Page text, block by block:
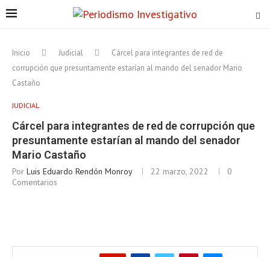
Inicio Judicial
Cárcel para integrantes de red de
corrupción que presuntamente estarían al mando del senador Mario
Castaño
JUDICIAL
Cárcel para integrantes de red de corrupción que
presuntamente estarían al mando del senador
Mario Castaño
Por Luis Eduardo Rendón Monroy 22 marzo, 2022
0
Comentarios